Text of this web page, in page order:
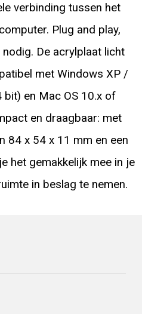
verbinding tussen het
Plug and play,
De acrylplaat licht
met Windows XP /
en Mac OS 10.x of
en draagbaar: met
84 x 54 x 11 mm en een
het gemakkelijk mee in je
in beslag te nemen.